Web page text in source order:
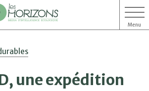
Menu
une expédition